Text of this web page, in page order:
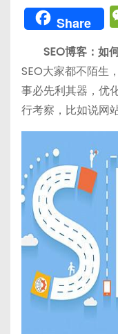
Share
SEO博客：如
SEO大家都不陌生
事必先利其器，优
行考察，比如说网